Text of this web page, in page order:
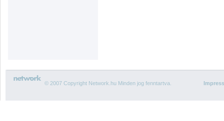
© 2007 Copyright Network.hu Minden jog fenntartva.